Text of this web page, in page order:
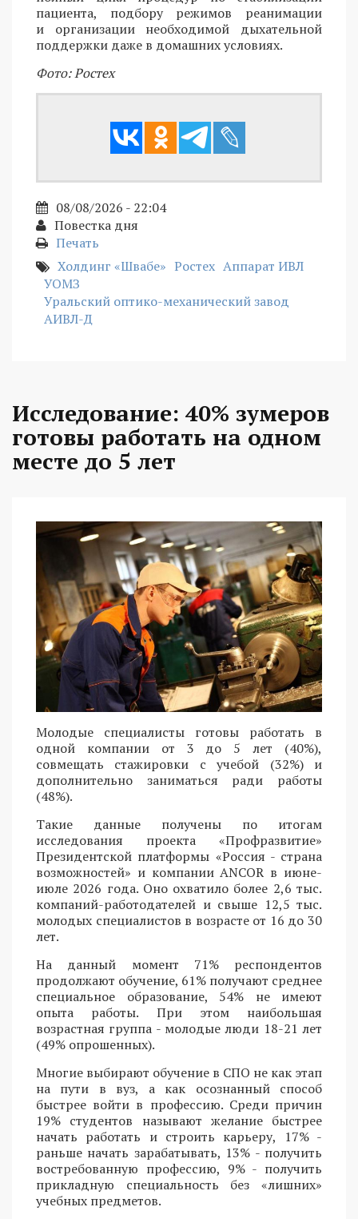
пациента, подбору режимов реанимации
и организации необходимой дыхательной
поддержки даже в домашних условиях.
Фото: Ростех
08/08/2026 - 22:04
Повестка дня
Печать
Холдинг «Швабе» Ростех Аппарат ИВЛ
УОМЗ
Уральский оптико-механический завод
АИВЛ-Д
Исследование: 40% зумеров
готовы работать на одном
месте до 5 лет
Молодые специалисты готовы работать в
одной компании от 3 до 5 лет (40%),
совмещать стажировки с учебой (32%) и
дополнительно заниматься ради работы
(48%).
Такие данные получены по итогам
исследования проекта «Профразвитие»
Президентской платформы «Россия - страна
возможностей» и компании ANCOR в июне-
июле 2026 года. Оно охватило более 2,6 тыс.
компаний-работодателей и свыше 12,5 тыс.
молодых специалистов в возрасте от 16 до 30
лет.
На данный момент 71% респондентов
продолжают обучение, 61% получают среднее
специальное образование, 54% не имеют
опыта работы. При этом наибольшая
возрастная группа - молодые люди 18-21 лет
(49% опрошенных).
Многие выбирают обучение в СПО не как этап
на пути в вуз, а как осознанный способ
быстрее войти в профессию. Среди причин
19% студентов называют желание быстрее
начать работать и строить карьеру, 17% -
раньше начать зарабатывать, 13% - получить
востребованную профессию, 9% - получить
прикладную специальность без «лишних»
учебных предметов.